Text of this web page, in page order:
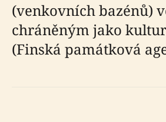
(venkovních bazénů)
chráněným jako
(Finská památková